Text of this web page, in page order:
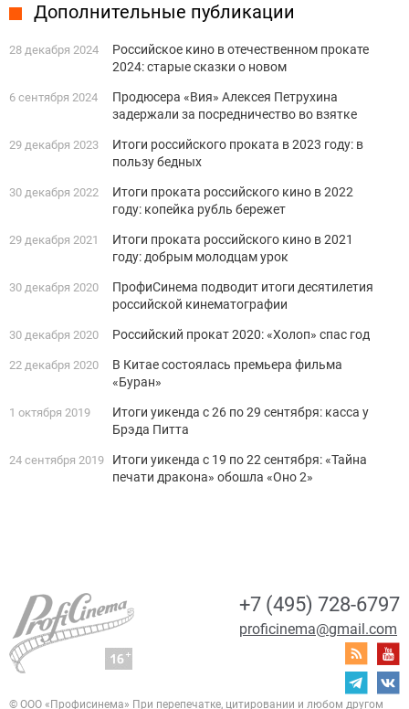
Дополнительные публикации
28 декабря 2024
Российское кино в отечественном прокате
2024: старые сказки о новом
6 сентября 2024
Продюсера «Вия» Алексея Петрухина
задержали за посредничество во взятке
29 декабря 2023
Итоги российского проката в 2023 году: в
пользу бедных
30 декабря 2022
Итоги проката российского кино в 2022
году: копейка рубль бережет
29 декабря 2021
Итоги проката российского кино в 2021
году: добрым молодцам урок
30 декабря 2020
ПрофиСинема подводит итоги десятилетия
российской кинематографии
30 декабря 2020 Российский прокат 2020: «Холоп» спас год
22 декабря 2020
В Китае состоялась премьера фильма
«Буран»
1 октября 2019
Итоги уикенда с 26 по 29 сентября: касса у
Брэда Питта
24 сентября 2019
Итоги уикенда с 19 по 22 сентября: «Тайна
печати дракона» обошла «Оно 2»
+7 (495) 728-6797
proficinema@gmail.com
© ООО «Профисинема» При перепечатке, цитировании и любом другом